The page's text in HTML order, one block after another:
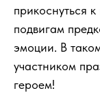
прикоснуться
подвигам
эмоции. В
участником
героем!